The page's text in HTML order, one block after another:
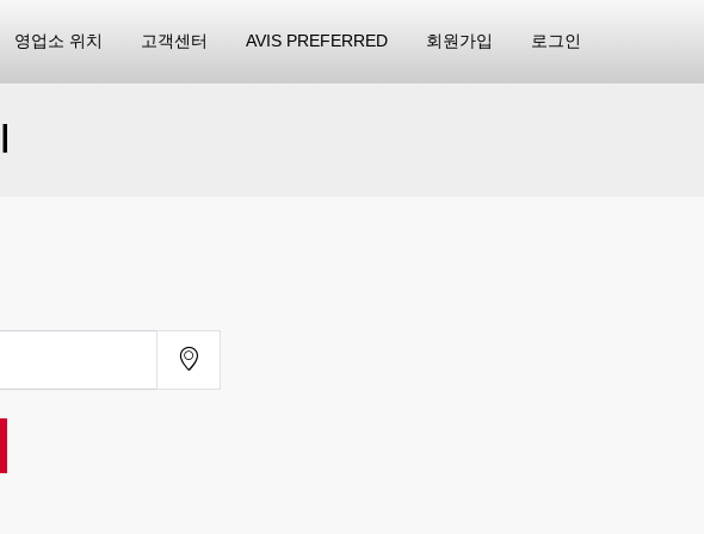
영업소 위치 고객센터 AVIS PREFERRED 회원가입 로그인